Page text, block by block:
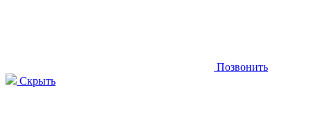
Позвонить
Скрыть